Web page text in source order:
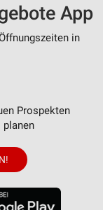
App
in
Prospekten